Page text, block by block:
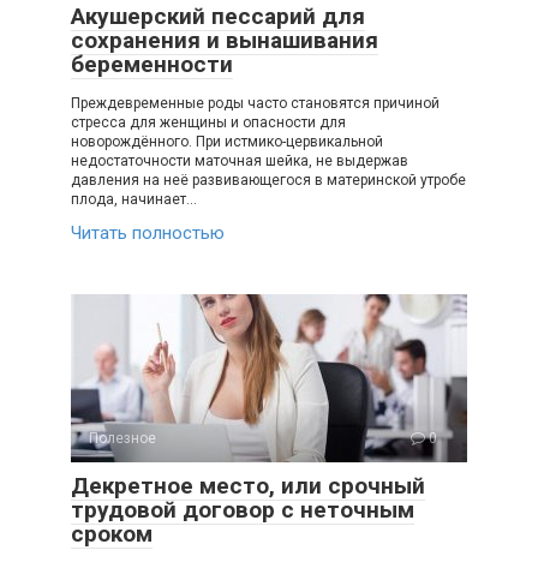
Акушерский пессарий для
сохранения и вынашивания
беременности
Преждевременные роды часто становятся причиной
стресса для женщины и опасности для
новорождённого. При истмико-цервикальной
недостаточности маточная шейка, не выдержав
давления на неё развивающегося в материнской утробе
плода, начинает…
Читать полностью
Полезное 0
Декретное место, или срочный
трудовой договор с неточным
сроком